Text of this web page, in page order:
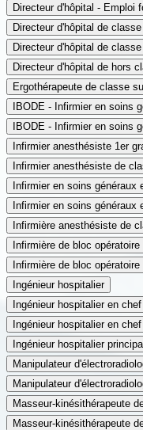
Directeur d'hôpital - Emploi
Directeur d'hôpital de
Directeur d'hôpital de
Directeur d'hôpital de hors
Ergothérapeute de classe
IBODE - Infirmier en soins
IBODE - Infirmier en soins
Infirmier anesthésiste 1er
Infirmier anesthésiste de
Infirmier en soins généraux
Infirmier en soins généraux
Infirmière anesthésiste de
Infirmière de bloc
Infirmière de bloc
Ingénieur hospitalier
Ingénieur hospitalier en
Ingénieur hospitalier en
Ingénieur hospitalier
Manipulateur
Manipulateur
Masseur-kinésithérapeute
Masseur-kinésithérapeute